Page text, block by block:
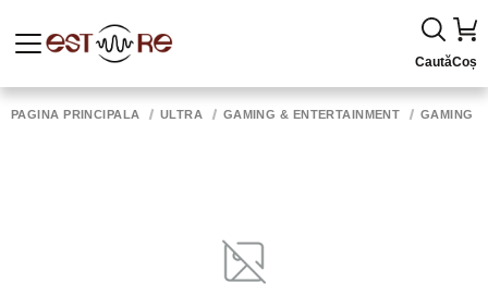
CautăCoș
PAGINA PRINCIPALĂ ULTRA GAMING & ENTERTAINMENT GAMING